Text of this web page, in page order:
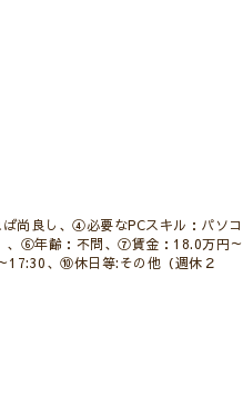
尚良し、④必要なPCスキル：パソコ
、⑥年齢：不問、⑦賃金：18.0万円～
、⑩休日等:その他（週休２